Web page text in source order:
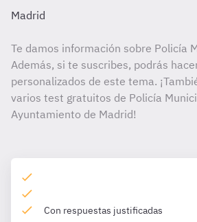
Madrid
Te damos información sobre Policía
Además, si te suscribes, podrás
personalizados de este tema.
varios test gratuitos de Policía
Ayuntamiento de Madrid!
Con respuestas justificadas